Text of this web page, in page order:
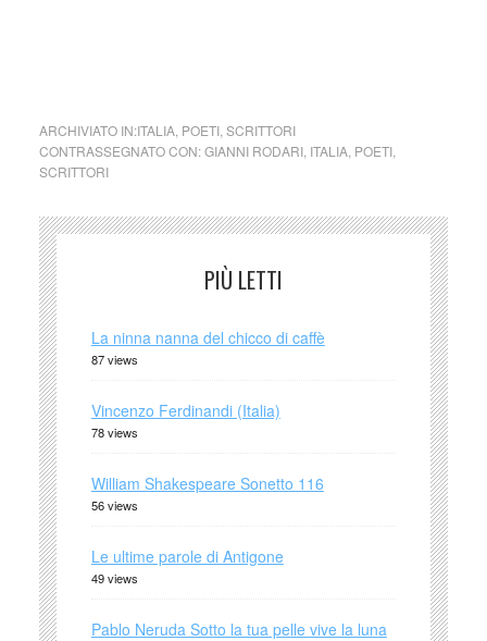
ARCHIVIATO IN:ITALIA, POETI, SCRITTORI
CONTRASSEGNATO CON:GIANNI RODARI, ITALIA, POETI,
SCRITTORI
PIÙ LETTI
La ninna nanna del chicco di caffè
87 views
Vincenzo Ferdinandi (Italia)
78 views
William Shakespeare Sonetto 116
56 views
Le ultime parole di Antigone
49 views
Pablo Neruda Sotto la tua pelle vive la luna